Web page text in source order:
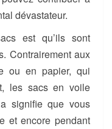
dévastateur.
est qu’ils sont
Contrairement aux
ou en papier, qui
les sacs en voile
signifie que vous
et encore pendant